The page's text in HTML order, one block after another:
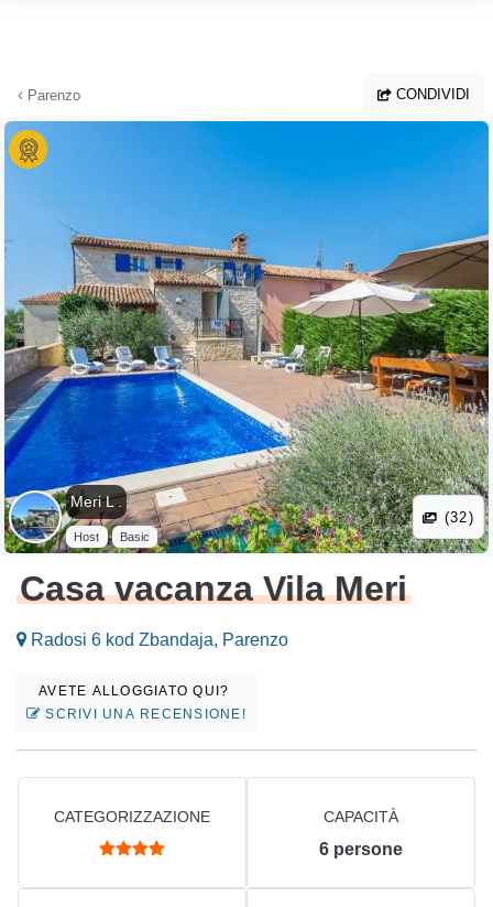
Parenzo CONDIVIDI
Meri L .
Host Basic
(32)
Casa vacanza Vila Meri
Radosi 6 kod Zbandaja, Parenzo
AVETE ALLOGGIATO QUI?
SCRIVI UNA RECENSIONE!
CATEGORIZZAZIONE CAPACITÀ
6 persone